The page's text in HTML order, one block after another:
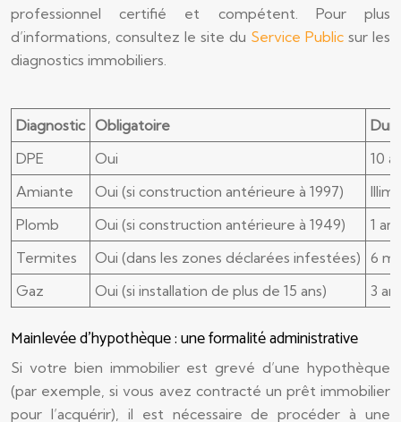
professionnel certifié et compétent. Pour plus
d’informations, consultez le site du Service Public sur les
diagnostics immobiliers.
Diagnostic Obligatoire
DPE
Oui
10
Amiante
Oui (si construction antérieure à 1997)
Plomb
Oui (si construction antérieure à 1949)
1
Termites
Oui (dans les zones déclarées infestées) 6
Gaz
Oui (si installation de plus de 15 ans) 3
Mainlevée d’hypothèque : une formalité administrative
Si votre bien immobilier est grevé d’une hypothèque
(par exemple, si vous avez contracté un prêt immobilier
pour l’acquérir), il est nécessaire de procéder à une